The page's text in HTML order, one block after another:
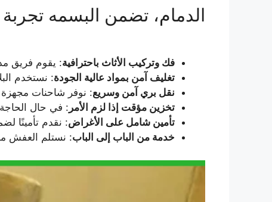
الدمام، تضمن البسمه
فك وتركيب الأثاث باحترافية: يقوم فريق
تغليف آمن بمواد عالية الجودة: نستخدم
نقل بري آمن وسريع: نوفر شاحنات مجهزة
تخزين مؤقت إذا لزم الأمر : في حال
تأمين شامل على الأغراض: نقدم تأمينًا
خدمة من الباب إلى الباب: نستلم العفش